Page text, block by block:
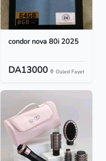
condor nova 80i 2025
DA13000 Ouled Fayet